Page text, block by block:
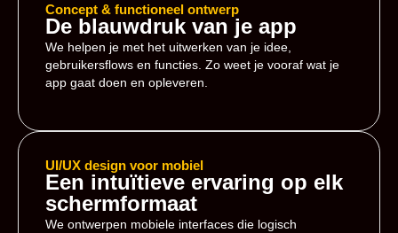
Concept & functioneel ontwerp
De blauwdruk van je app
We helpen je met het uitwerken van je idee,
gebruikersflows en functies. Zo weet je vooraf wat je
app gaat doen en opleveren.
UI/UX design voor mobiel
Een intuïtieve ervaring op elk
schermformaat
We ontwerpen mobiele interfaces die logisch